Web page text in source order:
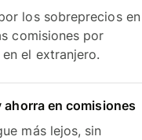
los sobreprecios en
comisiones por
el extranjero.
ahorra en comisiones
más lejos, sin